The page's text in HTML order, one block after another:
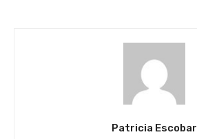
Patricia Escobar